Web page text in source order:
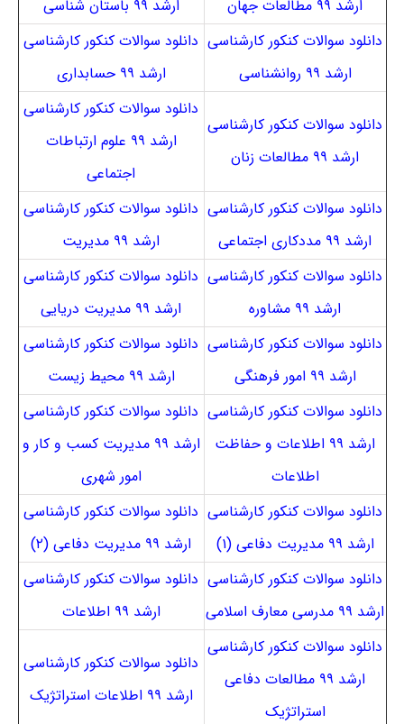
ارشد ۹۹ مطالعات جهان
ارشد ۹۹ باستان شناسی
دانلود سوالات کنکور کارشناسی
ارشد ۹۹ روانشناسی
دانلود سوالات کنکور کارشناسی
ارشد ۹۹ حسابداری
دانلود سوالات کنکور کارشناسی
ارشد ۹۹ مطالعات زنان
دانلود سوالات کنکور کارشناسی
ارشد ۹۹ علوم ارتباطات
اجتماعی
دانلود سوالات کنکور کارشناسی
ارشد ۹۹ مددکاری اجتماعی
دانلود سوالات کنکور کارشناسی
ارشد ۹۹ مدیریت
دانلود سوالات کنکور کارشناسی
ارشد ۹۹ مشاوره
دانلود سوالات کنکور کارشناسی
ارشد ۹۹ مدیریت دریایی
دانلود سوالات کنکور کارشناسی
ارشد ۹۹ امور فرهنگی
دانلود سوالات کنکور کارشناسی
ارشد ۹۹ محیط زیست
دانلود سوالات کنکور کارشناسی
ارشد ۹۹ اطلاعات و حفاظت
اطلاعات
دانلود سوالات کنکور کارشناسی
ارشد ۹۹ مدیریت کسب و کار و
امور شهری
دانلود سوالات کنکور کارشناسی
ارشد ۹۹ مدیریت دفاعی (۱)
دانلود سوالات کنکور کارشناسی
ارشد ۹۹ مدیریت دفاعی (۲)
دانلود سوالات کنکور کارشناسی
ارشد ۹۹ مدرسی معارف اسلامی
دانلود سوالات کنکور کارشناسی
ارشد ۹۹ اطلاعات
دانلود سوالات کنکور کارشناسی
ارشد ۹۹ مطالعات دفاعی
استراتژیک
دانلود سوالات کنکور کارشناسی
ارشد ۹۹ اطلاعات استراتژیک